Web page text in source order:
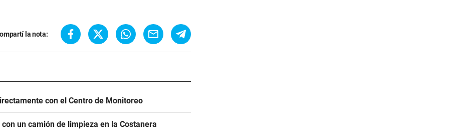
la nota:
con el Centro de Monitoreo
un camión de limpieza en la Costanera